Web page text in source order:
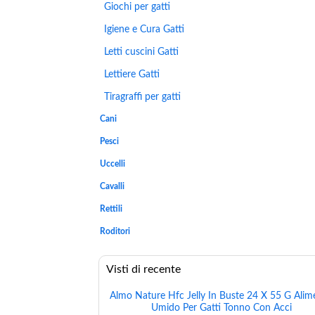
Giochi per gatti
Igiene e Cura Gatti
Letti cuscini Gatti
Lettiere Gatti
Tiragraffi per gatti
Cani
Pesci
Uccelli
Cavalli
Rettili
Roditori
Visti di recente
Almo Nature Hfc Jelly In Buste 24 X 55 G
Umido Per Gatti Tonno Con Acci